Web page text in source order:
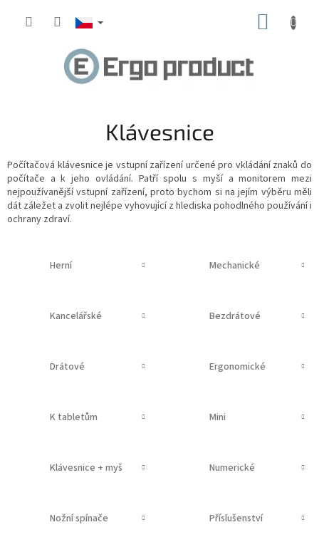
Klávesnice
Počítačová klávesnice je vstupní zařízení určené pro vkládání znaků do
počítače a k jeho ovládání. Patří spolu s myší a monitorem mezi
nejpoužívanější vstupní zařízení, proto bychom si na jejím výběru měli
dát záležet a zvolit nejlépe vyhovující z hlediska pohodlného používání i
ochrany zdraví.
Herní Mechanické
Kancelářské Bezdrátové
Drátové Ergonomické
K tabletům Mini
Klávesnice + myš Numerické
Nožní spínače Příslušenství